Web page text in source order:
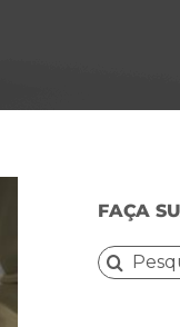
FAÇA
Buscar